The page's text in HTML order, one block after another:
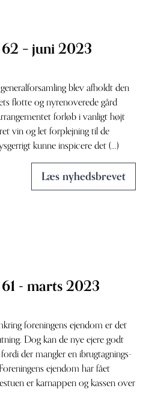
– juni 2023
blev afholdt den
flotte og nyrenoverede gård
forløb i vanligt højt
vin og let forplejning til de
kunne inspicere det (...)
Læs nyhedsbrevet
- marts 2023
foreningens ejendom er det
Dog kan de nye ejere godt
der mangler en ibrugtagnings-
ejendom har fået
er karnappen og kassen over